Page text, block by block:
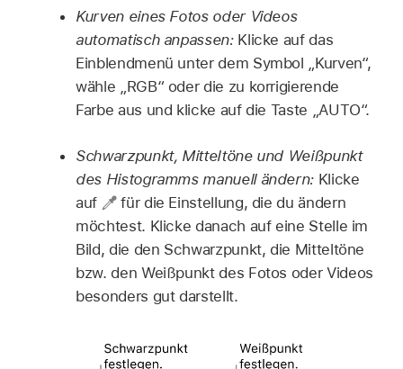
Kurven eines Fotos oder Videos
automatisch anpassen:Klicke auf das
Einblendmenü unter dem Symbol „Kurven“,
wähle „RGB“ oder die zu korrigierende
Farbe aus und klicke auf die Taste „AUTO“.
Schwarzpunkt, Mitteltöne und Weißpunkt
des Histogramms manuell ändern: Klicke
auf
für die Einstellung, die du ändern
möchtest. Klicke danach auf eine Stelle im
Bild, die den Schwarzpunkt, die Mitteltöne
bzw. den Weißpunkt des Fotos oder Videos
besonders gut darstellt.